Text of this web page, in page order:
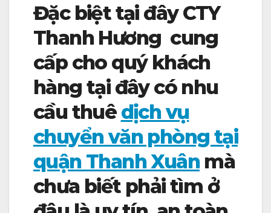
Đặc biệt tại đây CTY
Thanh Hương cung
cấp cho quý khách
hàng tại đây có nhu
cầu thuêdịch vụ
chuyển văn phòng tại
quận Thanh Xuânmà
chưa biết phải tìm ở